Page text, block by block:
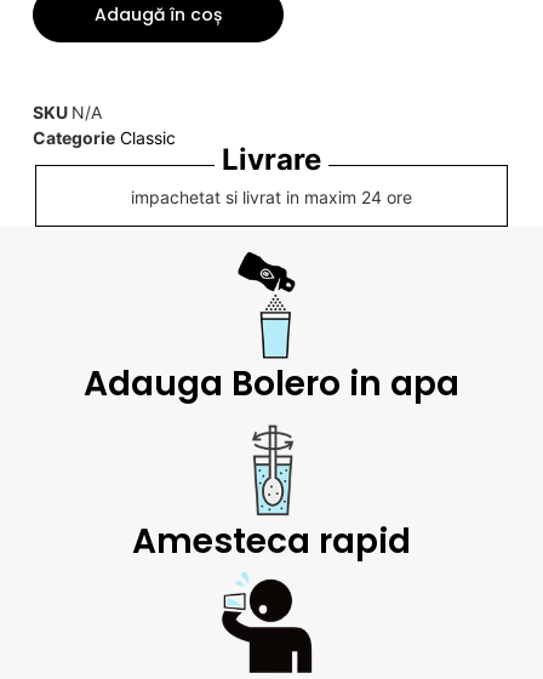
Adaugă în coș
SKU N/A
Categorie Classic
Livrare
impachetat si livrat in maxim 24 ore
Adauga Bolero in apa
Amesteca rapid